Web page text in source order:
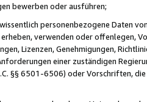
bewerben oder ausführen;
personenbezogene Daten
verwenden oder offenlegen,
Lizenzen, Genehmigungen,
einer zuständigen
§§ 6501-6506) oder Vorschriften,